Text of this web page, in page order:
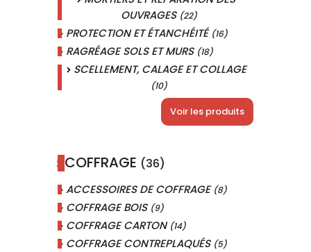
OUVRAGES (22)
PROTECTION ET ÉTANCHÉITÉ (16)
RAGRÉAGE SOLS ET MURS (18)
SCELLEMENT, CALAGE ET COLLAGE
(10)
Voir les produits
COFFRAGE (36)
ACCESSOIRES DE COFFRAGE (8)
COFFRAGE BOIS (9)
COFFRAGE CARTON (14)
COFFRAGE CONTREPLAQUÉS (5)